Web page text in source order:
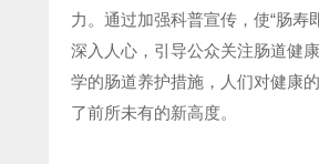
力。通过加强科普宣传，使“肠寿
深入人心，引导公众关注肠道健
学的肠道养护措施，人们对健康
了前所未有的新高度。